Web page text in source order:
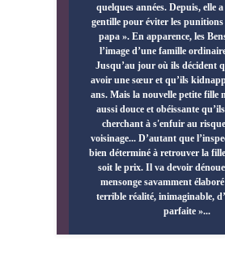
quelques années. Depuis, elle
gentille pour éviter les
papa ». En apparence, les
l’image d’une famille
Jusqu’au jour où ils décident
avoir une sœur et qu’ils
ans. Mais la nouvelle petite fille
aussi douce et obéissante
cherchant à s'enfuir au
voisinage... D’autant que
bien déterminé à retrouver la
soit le prix. Il va devoir
mensonge savamment
terrible réalité, inimaginable,
parfaite »...